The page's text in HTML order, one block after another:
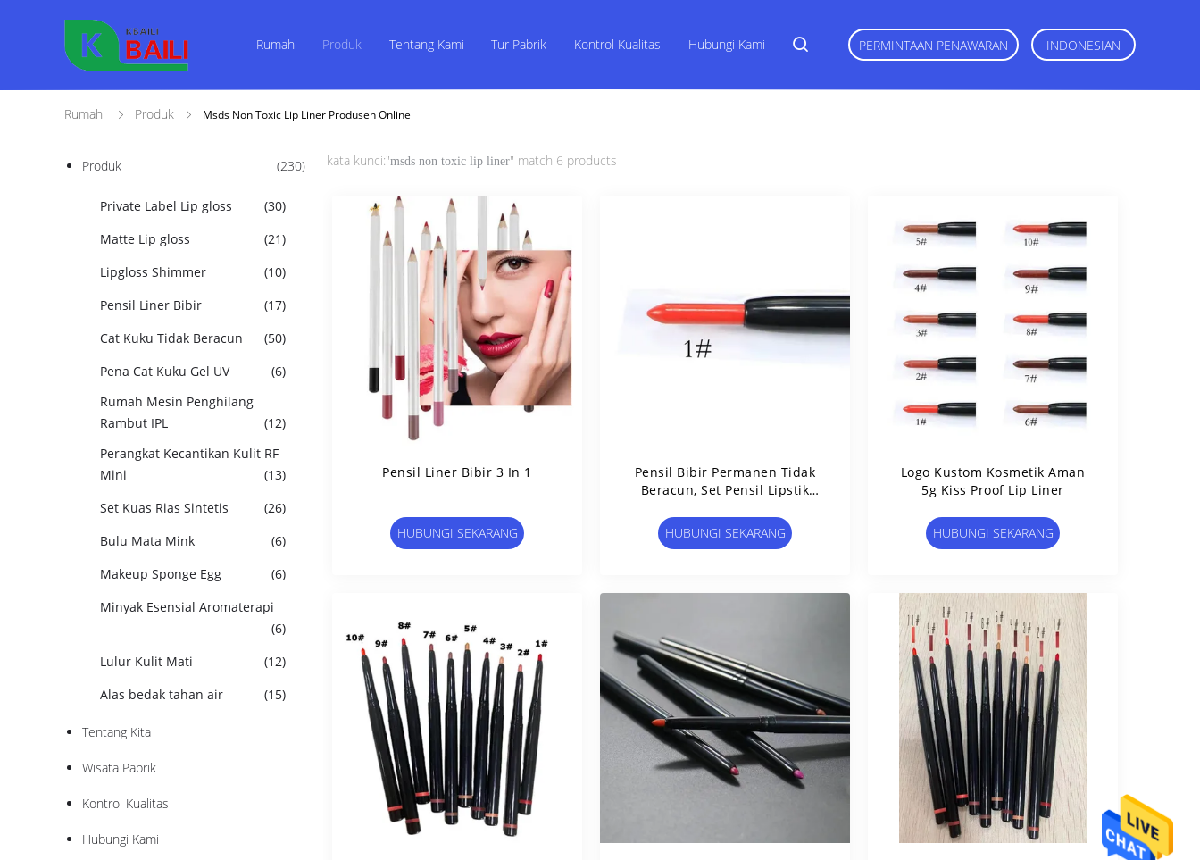
Rumah Produk Tentang Kami Tur Pabrik Kontrol Kualitas Hubungi Kami PERMINTAAN PENAWARAN INDONESIAN
Rumah Produk Msds Non Toxic Lip Liner Produsen Online
Produk (230)
Private Label Lip gloss
(30)
Matte Lip gloss
(21)
Lipgloss Shimmer
(10)
Pensil Liner Bibir
(17)
Cat Kuku Tidak Beracun
(50)
Pena Cat Kuku Gel UV
(6)
Rumah Mesin Penghilang
Rambut IPL
(12)
Perangkat Kecantikan Kulit RF
Mini
(13)
Set Kuas Rias Sintetis
(26)
Bulu Mata Mink
(6)
Makeup Sponge Egg
(6)
Minyak Esensial Aromaterapi
(6)
Lulur Kulit Mati
(12)
Alas bedak tahan air
(15)
Tentang Kita
Wisata Pabrik
Kontrol Kualitas
Hubungi Kami
kata kunci:"msds non toxic lip liner" match 6 products
Pensil Liner Bibir 3 In 1
HUBUNGI SEKARANG
Pensil Bibir Permanen Tidak
Beracun, Set Pensil Lipstik
HUBUNGI SEKARANG
Logo Kustom Kosmetik Aman
5g Kiss Proof Lip Liner
HUBUNGI SEKARANG